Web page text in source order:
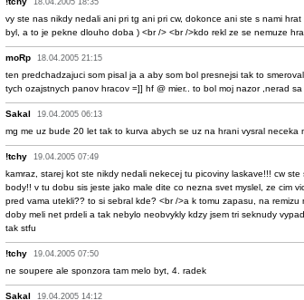
18.04.2005 18:35
vy ste nas nikdy nedali ani pri tg ani pri cw, dokonce ani ste s nami
byl, a to je pekne dlouho doba ) <br /> <br />kdo rekl ze se nemuze
moRp 18.04.2005 21:15
ten predchadzajuci som pisal ja a aby som bol presnejsi tak to
tych ozajstnych panov hracov =]] hf @ mier.. to bol moj nazor ,nerad sa
Sakal 19.04.2005 06:13
mg me uz bude 20 let tak to kurva abych se uz na hrani vysral neceka
!tchy 19.04.2005 07:49
kamraz, starej kot ste nikdy nedali nekecej tu picoviny laskave!!! cw
body!! v tu dobu sis jeste jako male dite co nezna svet myslel, ze cim
pred vama utekli?? to si sebral kde? <br />a k tomu zapasu, na
doby meli net prdeli a tak nebylo neobvykly kdzy jsem tri seknudy
tak stfu
!tchy 19.04.2005 07:50
ne soupere ale sponzora tam melo byt, 4. radek
Sakal 19.04.2005 14:12